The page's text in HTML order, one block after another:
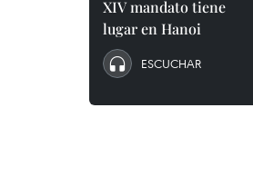
XIV mandato tiene
lugar en Hanoi
ESCUCHAR